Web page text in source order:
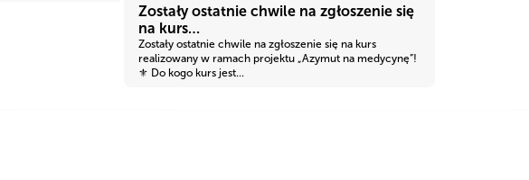
Zostały ostatnie chwile na zgłoszenie się
na kurs…
Zostały ostatnie chwile na zgłoszenie się na kurs
realizowany w ramach projektu „Azymut na medycynę”!
⚜ Do kogo kurs jest...